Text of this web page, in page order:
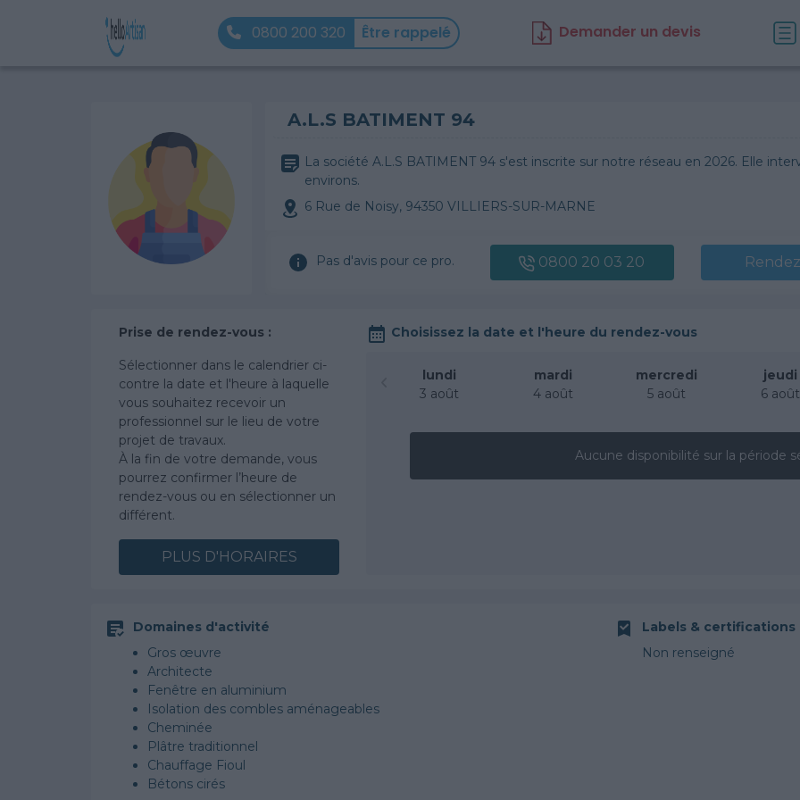
0800 200 320 Être rappelé Demander un devis
A.L.S BATIMENT 94
La société A.L.S BATIMENT 94 s'est inscrite sur notre réseau en 2026. Elle
environs.
6 Rue de Noisy, 94350 VILLIERS-SUR-MARNE
Pas d'avis pour ce pro. 0800 20 03 20
Prise de rendez-vous :
Sélectionner dans le calendrier ci-
contre la date et l'heure à laquelle
vous souhaitez recevoir un
professionnel sur le lieu de votre
projet de travaux.
À la fin de votre demande, vous
pourrez confirmer l’heure de
rendez-vous ou en sélectionner un
différent.
PLUS D'HORAIRES
Choisissez la date et l'heure du rendez-vous
lundi
3 août
mardi
4 août
mercredi
5 août
jeudi
6 août
Aucune disponibilité sur la période
Domaines d'activité
Gros œuvre
Architecte
Fenêtre en aluminium
Isolation des combles aménageables
Cheminée
Plâtre traditionnel
Chauffage Fioul
Bétons cirés
Labels & certifications
Non renseigné